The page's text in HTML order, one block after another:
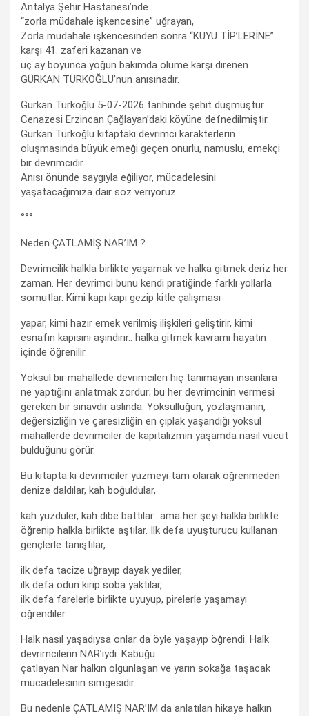
Antalya Şehir Hastanesi’nde
“zorla müdahale işkencesine” uğrayan,
Zorla müdahale işkencesinden sonra “KUYU TİP’LERİNE”
karşı 41. zaferi kazanan ve
üç ay boyunca yoğun bakımda ölüme karşı direnen
GÜRKAN TÜRKOĞLU’nun anısınadır.
Gürkan Türkoğlu 5-07-2026 tarihinde şehit düşmüştür.
Cenazesi Erzincan Çağlayan’daki köyüne defnedilmiştir.
Gürkan Türkoğlu kitaptaki devrimci karakterlerin
oluşmasında büyük emeği geçen onurlu, namuslu, emekçi
bir devrimcidir.
Anısı önünde saygıyla eğiliyor, mücadelesini
yaşatacağımıza dair söz veriyoruz.
°°°
Neden ÇATLAMIŞ NAR’IM ?
Devrimcilik halkla birlikte yaşamak ve halka gitmek deriz her
zaman. Her devrimci bunu kendi pratiğinde farklı yollarla
somutlar. Kimi kapı kapı gezip kitle çalışması
yapar, kimi hazır emek verilmiş ilişkileri geliştirir, kimi
esnafın kapısını aşındırır.. halka gitmek kavramı hayatın
içinde öğrenilir.
Yoksul bir mahallede devrimcileri hiç tanımayan insanlara
ne yaptığını anlatmak zordur; bu her devrimcinin vermesi
gereken bir sınavdır aslında. Yoksulluğun, yozlaşmanın,
değersizliğin ve çaresizliğin en çıplak yaşandığı yoksul
mahallerde devrimciler de kapitalizmin yaşamda nasıl vücut
bulduğunu görür.
Bu kitapta ki devrimciler yüzmeyi tam olarak öğrenmeden
denize daldılar, kah boğuldular,
kah yüzdüler, kah dibe battılar.. ama her şeyi halkla birlikte
öğrenip halkla birlikte aştılar. İlk defa uyuşturucu kullanan
gençlerle tanıştılar,
ilk defa tacize uğrayıp dayak yediler,
ilk defa odun kırıp soba yaktılar,
ilk defa farelerle birlikte uyuyup, pirelerle yaşamayı
öğrendiler.
Halk nasıl yaşadıysa onlar da öyle yaşayıp öğrendi. Halk
devrimcilerin NAR’ıydı. Kabuğu
çatlayan Nar halkın olgunlaşan ve yarın sokağa taşacak
mücadelesinin simgesidir.
Bu nedenle ÇATLAMIŞ NAR’IM da anlatılan hikaye halkın